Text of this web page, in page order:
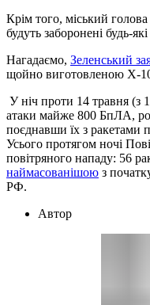
Крім того, міський
будуть заборонені будь-
Нагадаємо, Зеленський
щойно виготовленою Х-
У ніч проти 14 травня (з
атаки майже 800 БпЛА,
поєднавши їх з ракетами
Усього протягом ночі
повітряного нападу: 56
наймасованішою з
РФ.
Автор